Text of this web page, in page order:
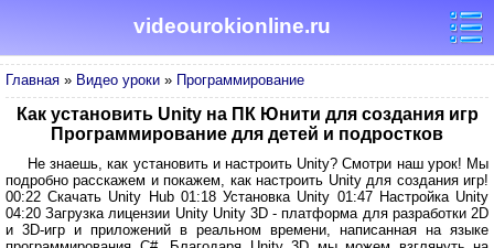
videourokionline.ru
Главная » Видео уроки » Программирование
Как установить Unity на ПК Юнити для создания игр
Программирование для детей и подростков
Не знаешь, как установить и настроить Unity? Смотри наш урок! Мы
подробно расскажем и покажем, как настроить Unity для создания игр!
00:22 Скачать Unity Hub 01:18 Установка Unity 01:47 Настройка Unity
04:20 Загрузка лицензии Unity Unity 3D - платформа для разработки 2D
и 3D-игр и приложений в реальном времени, написанная на языке